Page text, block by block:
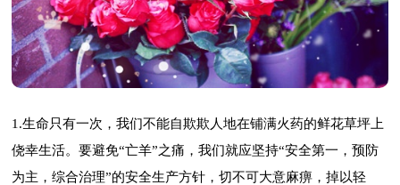
1.生命只有一次，我们不能自欺欺人地在铺满火药的鲜花草坪上
侥幸生活。要避免“亡羊”之痛，我们就应坚持“安全第一，预防
为主，综合治理”的安全生产方针，切不可大意麻痹，掉以轻